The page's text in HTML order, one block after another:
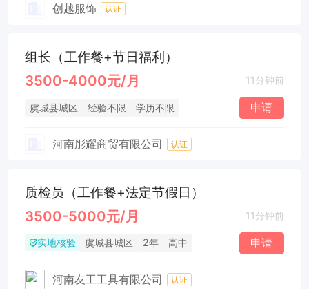
创越服饰 认证
组长（工作餐+节日福利）
3500-4000元/月 11分钟前
虞城县城区 经验不限 学历不限 申请
河南彤耀商贸有限公司 认证
质检员（工作餐+法定节假日）
3500-5000元/月 11分钟前
实地核验 虞城县城区 2年 高中 申请
河南友工工具有限公司 认证